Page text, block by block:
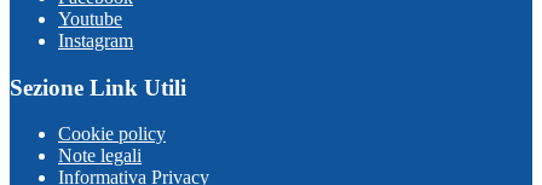
Youtube
Instagram
Sezione Link Utili
Cookie policy
Note legali
Informativa Privacy